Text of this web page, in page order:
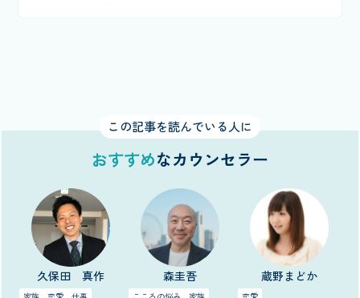
この記事を読んでいる人に
おすすめなカウンセラー
久保田 真作 森圭吾 蔵野まどか